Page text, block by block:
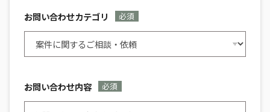
お問い合わせカテゴリ 必須
お問い合わせ内容 必須